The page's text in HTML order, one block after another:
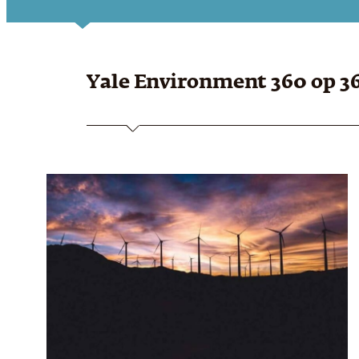
Yale Environment 360 op